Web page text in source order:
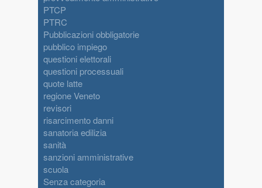
PTCP
PTRC
Pubblicazioni obbligatorie
pubblico impiego
questioni elettorali
questioni processuali
quote latte
regione Veneto
revisori
risarcimento danni
sanatoria edilizia
sanità
sanzioni amministrative
scuola
Senza categoria